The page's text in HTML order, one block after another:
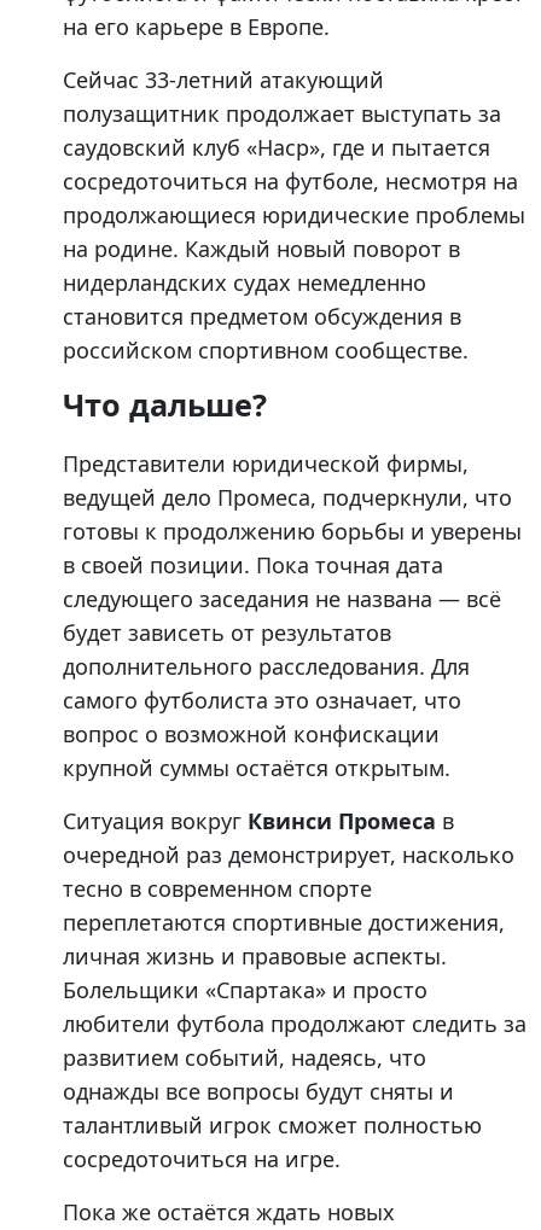
на его карьере в Европе.
Сейчас 33-летний атакующий
полузащитник продолжает выступать за
саудовский клуб «Наср», где и пытается
сосредоточиться на футболе, несмотря на
продолжающиеся юридические проблемы
на родине. Каждый новый поворот в
нидерландских судах немедленно
становится предметом обсуждения в
российском спортивном сообществе.
Что дальше?
Представители юридической фирмы,
ведущей дело Промеса, подчеркнули, что
готовы к продолжению борьбы и уверены
в своей позиции. Пока точная дата
следующего заседания не названа — всё
будет зависеть от результатов
дополнительного расследования. Для
самого футболиста это означает, что
вопрос о возможной конфискации
крупной суммы остаётся открытым.
Ситуация вокруг Квинси Промеса в
очередной раз демонстрирует, насколько
тесно в современном спорте
переплетаются спортивные достижения,
личная жизнь и правовые аспекты.
Болельщики «Спартака» и просто
любители футбола продолжают следить за
развитием событий, надеясь, что
однажды все вопросы будут сняты и
талантливый игрок сможет полностью
сосредоточиться на игре.
Пока же остаётся ждать новых